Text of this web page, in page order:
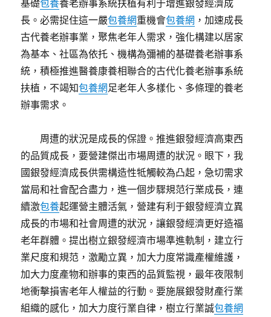
基礎包養養老辦事系統扶植有利于增進銀發經濟成
長。必需捉住這一嚴包養網重機會包養網 ，加速成長
古代養老辦事業，聚焦老年人需求，強化構建以居家
為基本、社區為依托、機構為彌補的基礎養老辦事系
統，積極推進醫養康養相聯合的古代化養老辦事系統
扶植，不竭知包養網足老年人多樣化、多條理的養老
辦事需求。
周遭的狀況是成長的保證。推進銀發經濟高東西
的品質成長，要營建傑出市場周遭的狀況。眼下，我
國銀發經濟成長供需構造性牴觸較為凸起，急切需求
當局和社會配合盡力，進一個步驟規范行業成長，連
續激包養起運營主體活氣，營建有利于銀發經濟立異
成長的市場和社會周遭的狀況，讓銀發經濟更好造福
老年群體。提出樹立銀發經濟市場準進軌制，建立行
業尺度和規范，激勵立異，加大力度常識產權維護，
加大力度產物和辦事的東西的品質監視，最年夜限制
地衝擊損害老年人權益的行動。要施展銀發財產行業
組織的感化，加大力度行業自律，樹立行業誠包養網